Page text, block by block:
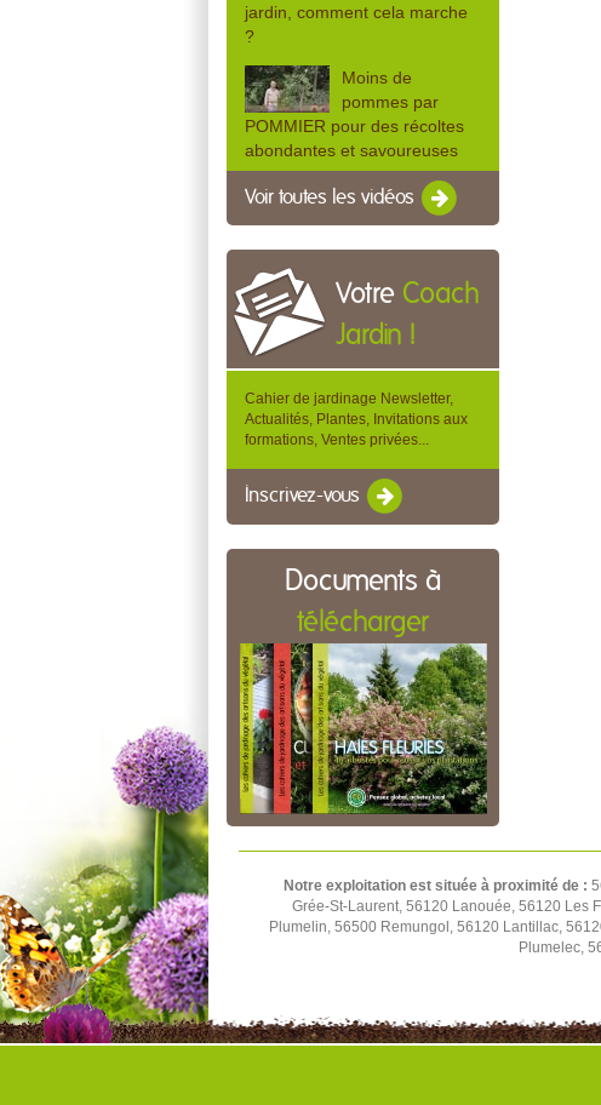
jardin, comment cela marche
?
Moins de
pommes par
POMMIER pour des récoltes
abondantes et savoureuses
Voir toutes les vidéos
Votre Coach
Jardin !
Cahier de jardinage Newsletter,
Actualités, Plantes, Invitations aux
formations, Ventes privées...
Inscrivez-vous
Documents à
télécharger
Notre exploitation est située à proximité de :
Grée-St-Laurent, 56120 Lanouée, 56120 Les
Plumelin, 56500 Remungol, 56120 Lantillac,
Plumelec,